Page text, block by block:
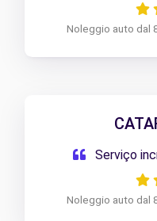
Noleggio auto dal
Serviço
Noleggio auto dal